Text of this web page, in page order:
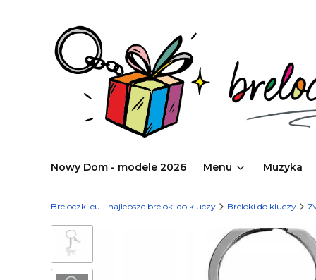
Nowy Dom - modele 2026 Menu Muzyka
Breloczki.eu - najlepsze breloki do kluczy Breloki do kluczy